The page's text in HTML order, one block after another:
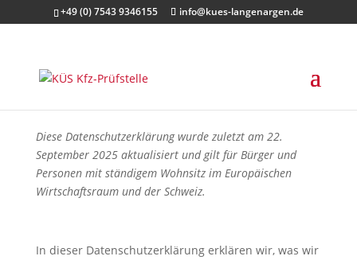
+49 (0) 7543 9346155 info@kues-langenargen.de
Diese Datenschutzerklärung wurde zuletzt am 22.
September 2025 aktualisiert und gilt für Bürger und
Personen mit ständigem Wohnsitz im Europäischen
Wirtschaftsraum und der Schweiz.
In dieser Datenschutzerklärung erklären wir, was wir